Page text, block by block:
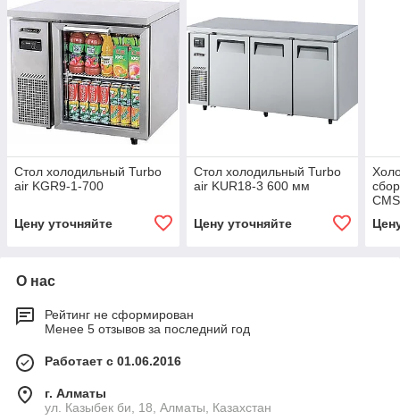
Стол холодильный Turbo
air KGR9-1-700
Цену уточняйте
Стол холодильный Turbo
air KUR18-3 600 мм
Цену уточняйте
О нас
Рейтинг не сформирован
Менее 5 отзывов за последний год
Работает с 01.06.2016
г. Алматы
ул. Казыбек би, 18, Алматы, Казахстан